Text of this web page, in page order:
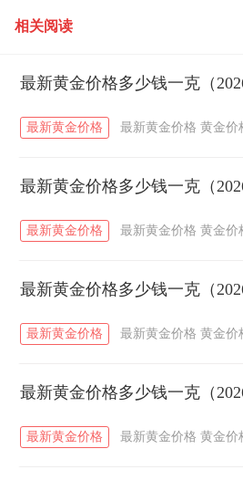
相关阅读
最新黄金价格多少钱一克（
最新黄金价格 最新黄金价格 黄金价
最新黄金价格多少钱一克（
最新黄金价格 最新黄金价格 黄金价
最新黄金价格多少钱一克（
最新黄金价格 最新黄金价格 黄金价
最新黄金价格多少钱一克（
最新黄金价格 最新黄金价格 黄金价